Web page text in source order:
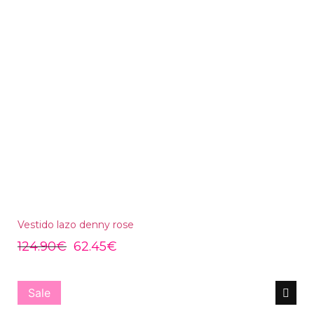
Vestido lazo denny rose
124.90€ 62.45€
Sale